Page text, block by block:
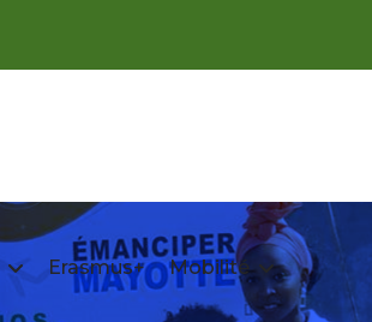
Erasmus+ Mobilité